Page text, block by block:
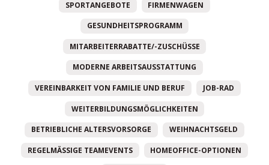
SPORTANGEBOTE FIRMENWAGEN
GESUNDHEITSPROGRAMM
MITARBEITERRABATTE/-ZUSCHÜSSE
MODERNE ARBEITSAUSSTATTUNG
VEREINBARKEIT VON FAMILIE UND BERUF JOB-RAD
WEITERBILDUNGSMÖGLICHKEITEN
BETRIEBLICHE ALTERSVORSORGE WEIHNACHTSGELD
REGELMÄSSIGE TEAMEVENTS HOMEOFFICE-OPTIONEN